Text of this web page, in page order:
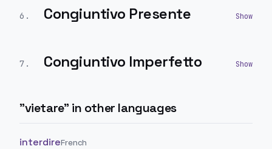
6 . Congiuntivo Presente
7 . Congiuntivo Imperfetto
"vietare" in other languages
interdireFrench